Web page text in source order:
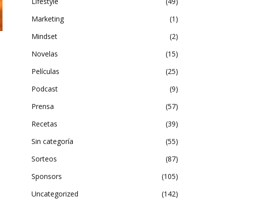
Marketing
1
Mindset
2
Novelas
15
Películas
25
Podcast
9
Prensa
57
Recetas
39
Sin categoría
55
Sorteos
87
Sponsors
105
Uncategorized
142